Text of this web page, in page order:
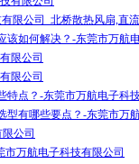
限公司_北桥散热风扇,直
该如何解决？-东莞市万航
限公司
限公司
特点？-东莞市万航电子科
型有哪些要点？-东莞市万
公司
市万航电子科技有限公司